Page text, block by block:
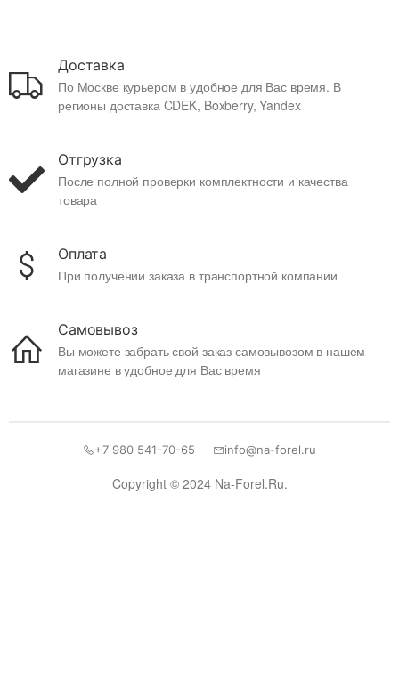
Доставка
По Москве курьером в удобное для Вас время. В
регионы доставка CDEK, Boxberry, Yandex
Отгрузка
После полной проверки комплектности и качества
товара
Оплата
При получении заказа в транспортной компании
Самовывоз
Вы можете забрать свой заказ самовывозом в нашем
магазине в удобное для Вас время
Copyright © 2024 Na-Forel.Ru.
+7 980 541-70-65 info@na-forel.ru